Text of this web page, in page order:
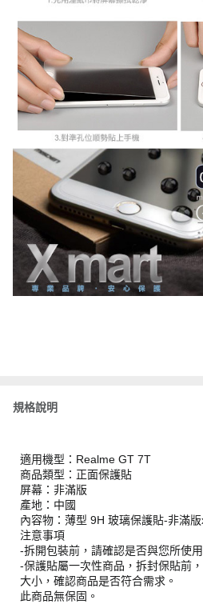
規格說明
適用機型：Realme GT 7T
商品類型：正面保護貼
屏幕：非滿版
產地：中國
內容物：薄型 9H 玻璃保護貼-非滿
注意事項
-拆開包裝前，請確認是否與您所使
-保護貼屬一次性商品，拆封保貼前
大小，確認商品是否符合需求。
此商品無保固。